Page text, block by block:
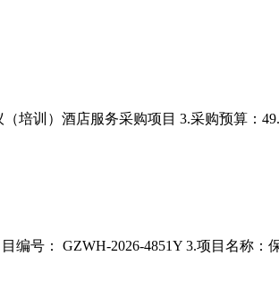
培训）酒店服务采购项目 3.采购预算：
号： GZWH-2026-4851Y 3.项目名称